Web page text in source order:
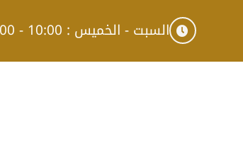
السبت - الخميس : 10:00 - 17:00